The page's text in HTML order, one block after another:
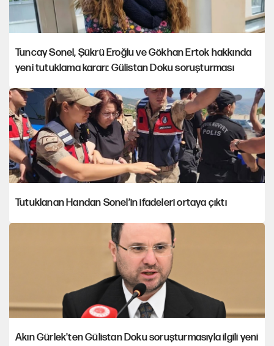
Tuncay Sonel, Şükrü Eroğlu ve Gökhan Ertok hakkında
yeni tutuklama kararı: Gülistan Doku soruşturması
Tutuklanan Handan Sonel’in ifadeleri ortaya çıktı
Akın Gürlek'ten Gülistan Doku soruşturmasıyla ilgili yeni